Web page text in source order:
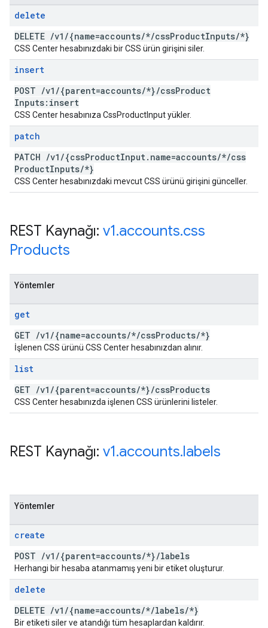
delete
DELETE /v1 /{name=accounts/*/cssProductInputs/*}
CSS Center hesabınızdaki bir CSS ürün girişini siler.
insert
POST /v1 /{parent=accounts/*}/cssProduct
Inputs:insert
CSS Center hesabınıza CssProductInput yükler.
patch
PATCH /v1 /{cssProductInput. name=accounts/*/css
ProductInputs/*}
CSS Center hesabınızdaki mevcut CSS ürünü girişini günceller.
REST Kaynağı: v1.accounts.css
Products
Yöntemler
get
GET /v1 /{name=accounts/*/cssProducts/*}
İşlenen CSS ürünü CSS Center hesabınızdan alınır.
list
GET /v1 /{parent=accounts/*}/cssProducts
CSS Center hesabınızda işlenen CSS ürünlerini listeler.
REST Kaynağı: v1.accounts.labels
Yöntemler
create
POST /v1 /{parent=accounts/*}/labels
Herhangi bir hesaba atanmamış yeni bir etiket oluşturur.
delete
DELETE /v1 /{name=accounts/*/labels/*}
Bir etiketi siler ve atandığı tüm hesaplardan kaldırır.